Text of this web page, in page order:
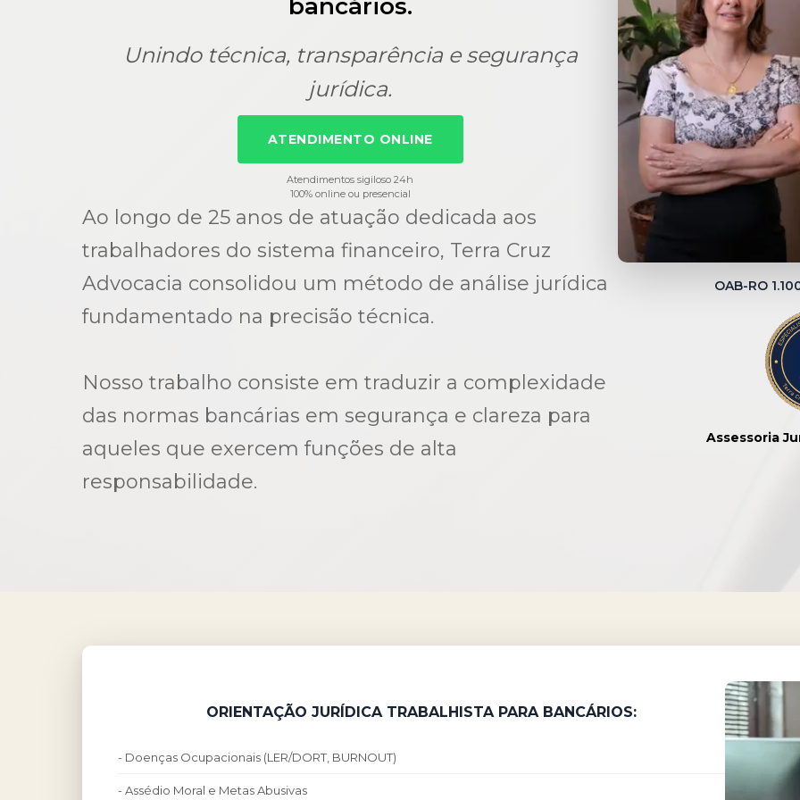
bancários.
Unindo técnica, transparência e segurança
jurídica.
ATENDIMENTO ONLINE
Atendimentos sigiloso 24h
100% online ou presencial
Ao longo de 25 anos de atuação dedicada aos
trabalhadores do sistema financeiro, Terra Cruz
Advocacia consolidou um método de análise jurídica
fundamentado na precisão técnica.
Nosso trabalho consiste em traduzir a complexidade
das normas bancárias em segurança e clareza para
aqueles que exercem funções de alta
responsabilidade.
OAB-RO
Assessoria
ORIENTAÇÃO JURÍDICA TRABALHISTA PARA BANCÁRIOS:
- Doenças Ocupacionais (LER/DORT, BURNOUT)
- Assédio Moral e Metas Abusivas